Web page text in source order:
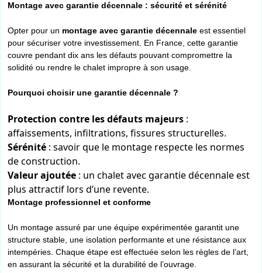
Montage avec garantie décennale : sécurité et sérénité
Opter pour un montage avec garantie décennale est essentiel
pour sécuriser votre investissement. En France, cette garantie
couvre pendant dix ans les défauts pouvant compromettre la
solidité ou rendre le chalet impropre à son usage.
Pourquoi choisir une garantie décennale ?
Protection contre les défauts majeurs :
affaissements, infiltrations, fissures structurelles.
Sérénité : savoir que le montage respecte les normes
de construction.
Valeur ajoutée : un chalet avec garantie décennale est
plus attractif lors d’une revente.
Montage professionnel et conforme
Un montage assuré par une équipe expérimentée garantit une
structure stable, une isolation performante et une résistance aux
intempéries. Chaque étape est effectuée selon les règles de l’art,
en assurant la sécurité et la durabilité de l’ouvrage.